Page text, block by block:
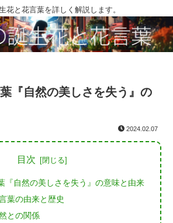
花と花言葉を詳しく解説します。
『自然の美しさを失う』の
2024.02.07
目次
『自然の美しさを失う』の意味と由来
葉の由来と歴史
との関係